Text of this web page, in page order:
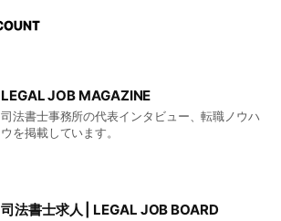
LEGAL JOB MAGAZINE
司法書士事務所の代表インタビュー、転職ノウハ
ウを掲載しています。
司法書士求人 | LEGAL JOB BOARD